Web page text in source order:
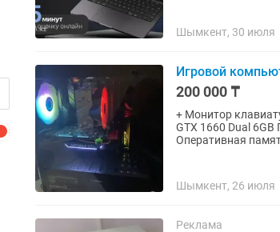
Шымкент, 30 июля
Игровой
200 000 ₸
+ Монитор клавиатура и мышь комплекте
GTX 1660 Dual 6GB
Оперативная
Шымкент, 26 июля
Реклама